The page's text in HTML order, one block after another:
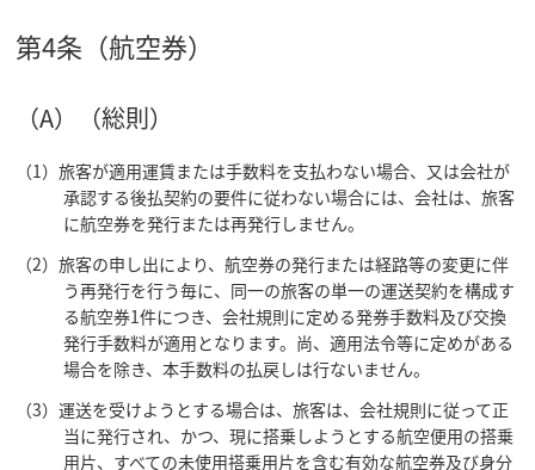
第4条（航空券）
（A）（総則）
（1）旅客が適用運賃または手数料を支払わない場合、又は会社が
承認する後払契約の要件に従わない場合には、会社は、旅客
に航空券を発行または再発行しません。
（2）旅客の申し出により、航空券の発行または経路等の変更に伴
う再発行を行う毎に、同一の旅客の単一の運送契約を構成す
る航空券1件につき、会社規則に定める発券手数料及び交換
発行手数料が適用となります。尚、適用法令等に定めがある
場合を除き、本手数料の払戻しは行ないません。
（3）運送を受けようとする場合は、旅客は、会社規則に従って正
当に発行され、かつ、現に搭乗しようとする航空便用の搭乗
用片、すべての未使用搭乗用片を含む有効な航空券及び身分